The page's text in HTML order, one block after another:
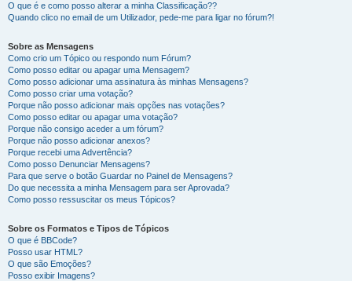
O que é e como posso alterar a minha Classificação??
Quando clico no email de um Utilizador, pede-me para ligar no fórum?!
Sobre as Mensagens
Como crio um Tópico ou respondo num Fórum?
Como posso editar ou apagar uma Mensagem?
Como posso adicionar uma assinatura às minhas Mensagens?
Como posso criar uma votação?
Porque não posso adicionar mais opções nas votações?
Como posso editar ou apagar uma votação?
Porque não consigo aceder a um fórum?
Porque não posso adicionar anexos?
Porque recebi uma Advertência?
Como posso Denunciar Mensagens?
Para que serve o botão Guardar no Painel de Mensagens?
Do que necessita a minha Mensagem para ser Aprovada?
Como posso ressuscitar os meus Tópicos?
Sobre os Formatos e Tipos de Tópicos
O que é BBCode?
Posso usar HTML?
O que são Emoções?
Posso exibir Imagens?